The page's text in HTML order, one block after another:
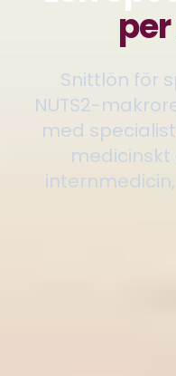
Snittlön för
NUTS2-
med